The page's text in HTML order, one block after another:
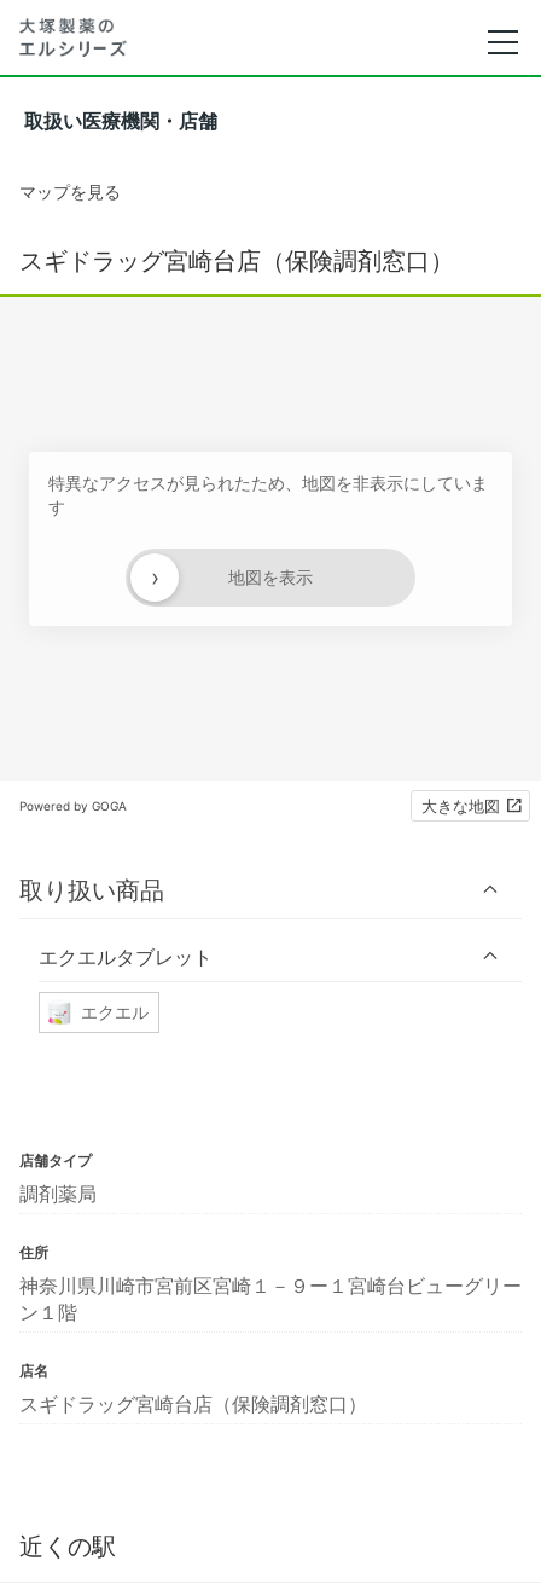
取扱い医療機関・店舗
マップを見る
スギドラッグ宮崎台店（保険調剤窓口）
特異なアクセスが見られたため、地図を非表示にしていま
す
地図を表示
›
Powered by GOGA 大きな地図
取り扱い商品
エクエルタブレット
エクエル
店舗タイプ
調剤薬局
住所
神奈川県川崎市宮前区宮崎１－９ー１宮崎台ビューグリー
ン１階
店名
スギドラッグ宮崎台店（保険調剤窓口）
近くの駅